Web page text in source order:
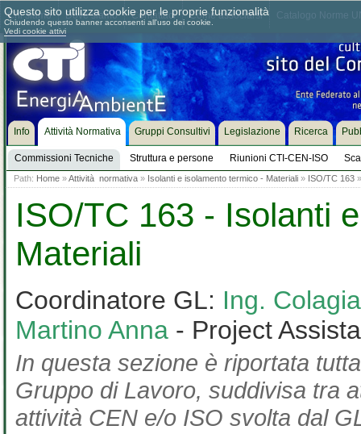
Chi siamo Dove siamo Contattaci Come associarsi
Info Attività Normativa
Commissioni Tecniche Struttura e persone Riunioni CTI-CEN-ISO
Gruppi Consultivi Legislazione Ricerca
Path: Home »Attività normativa » Isolanti e isolamento termico - Materiali » ISO/TC 163
ISO/TC 163 - Isolanti
Materiali
Coordinatore GL: Ing.
Martino Anna - Project
In questa sezione è riportata
Gruppo di Lavoro, suddivisa tra
attività CEN e/o ISO svolta dal
Questo sito utilizza cookie per le proprie funzionalità
Chiudendo questo banner acconsenti all'uso dei cookie.
Vedi cookie attivi